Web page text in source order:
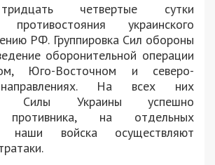
четвертые сутки
противостояния украинского
РФ. Группировка Сил обороны
оборонительной операции
Юго-Восточном и северо-
На всех них
Силы Украины успешно
противника, на отдельных
наши войска осуществляют